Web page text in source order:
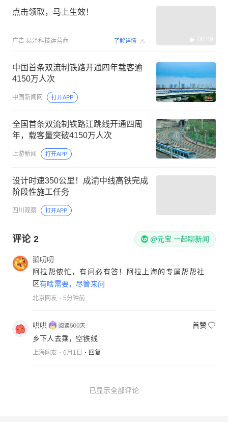
点击领取，马上生效！
广告 易泽科技运营商 了解详情 00:09
中国首条双流制铁路开通四年载客逾
4150万人次
中国新闻网 打开APP
全国首条双流制铁路江跳线开通四周
年，载客量突破4150万人次
上游新闻 打开APP
设计时速350公里！成渝中线高铁完成
阶段性施工任务
四川观察 打开APP
评论 2 @元宝 一起聊新闻
鹅叨叨
阿拉帮侬忙，有问必有答！阿拉上海的专属帮帮社
区有啥需要，尽管来问
北京网友 5分钟前
哄哄
首赞
乡下人去乘，空铁线
上海网友 6月1日 回复
已显示全部评论